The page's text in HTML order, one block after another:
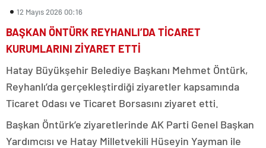
12 Mayıs 2026 00:16
BAŞKAN ÖNTÜRK REYHANLI’DA TİCARET
KURUMLARINI ZİYARET ETTİ
Hatay Büyükşehir Belediye Başkanı Mehmet Öntürk,
Reyhanlı’da gerçekleştirdiği ziyaretler kapsamında
Ticaret Odası ve Ticaret Borsasını ziyaret etti.
Başkan Öntürk’e ziyaretlerinde AK Parti Genel Başkan
Yardımcısı ve Hatay Milletvekili Hüseyin Yayman ile